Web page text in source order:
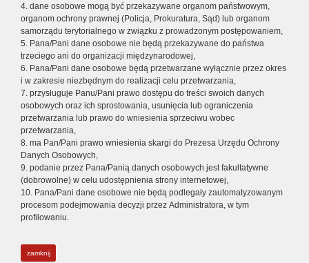
4. dane osobowe mogą być przekazywane organom państwowym,
organom ochrony prawnej (Policja, Prokuratura, Sąd) lub organom
samorządu terytorialnego w związku z prowadzonym postępowaniem,
5. Pana/Pani dane osobowe nie będą przekazywane do państwa
trzeciego ani do organizacji międzynarodowej,
6. Pana/Pani dane osobowe będą przetwarzane wyłącznie przez okres
i w zakresie niezbędnym do realizacji celu przetwarzania,
7. przysługuje Panu/Pani prawo dostępu do treści swoich danych
osobowych oraz ich sprostowania, usunięcia lub ograniczenia
przetwarzania lub prawo do wniesienia sprzeciwu wobec
przetwarzania,
8. ma Pan/Pani prawo wniesienia skargi do Prezesa Urzędu Ochrony
Danych Osobowych,
9. podanie przez Pana/Panią danych osobowych jest fakultatywne
(dobrowolne) w celu udostępnienia strony internetowej,
10. Pana/Pani dane osobowe nie będą podlegały zautomatyzowanym
procesom podejmowania decyzji przez Administratora, w tym
profilowaniu.
zamknij